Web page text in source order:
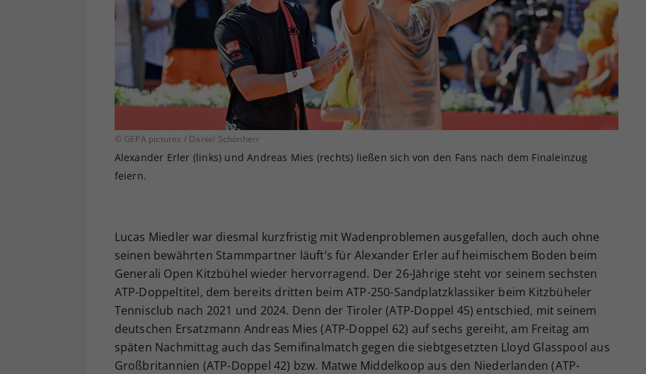
© GEPA pictures / Daniel Schönherr
Alexander Erler (links) und Andreas Mies (rechts) ließen sich von den Fans nach dem Finaleinzug
feiern.
Lucas Miedler war diesmal kurzfristig mit Wadenproblemen ausgefallen, doch auch ohne
seinen bewährten Stammpartner läuft’s für Alexander Erler auf heimischem Boden beim
Generali Open Kitzbühel wieder hervorragend. Der 26-Jährige steht vor seinem sechsten
ATP-Doppeltitel, dem bereits dritten beim ATP-250-Sandplatzklassiker beim Kitzbüheler
Tennisclub nach 2021 und 2024. Denn der Tiroler (ATP-Doppel 45) entschied, mit seinem
deutschen Ersatzmann Andreas Mies (ATP-Doppel 62) auf sechs gereiht, am Freitag am
späten Nachmittag auch das Semifinalmatch gegen die siebtgesetzten Lloyd Glasspool aus
Großbritannien (ATP-Doppel 42) bzw. Matwe Middelkoop aus den Niederlanden (ATP-
Ihrer vorgenommen Einstellungen, falls der
Webseiten-Betreiber dies eingestellt hat.